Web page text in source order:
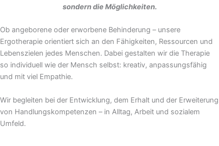
sondern die Möglichkeiten.
Ob angeborene oder erworbene Behinderung – unsere
Ergotherapie orientiert sich an den Fähigkeiten, Ressourcen und
Lebenszielen jedes Menschen. Dabei gestalten wir die Therapie
so individuell wie der Mensch selbst: kreativ, anpassungsfähig
und mit viel Empathie.
Wir begleiten bei der Entwicklung, dem Erhalt und der Erweiterung
von Handlungskompetenzen – in Alltag, Arbeit und sozialem
Umfeld.